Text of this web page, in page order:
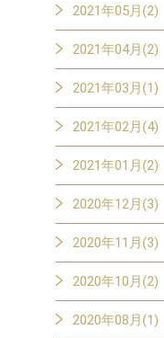
2021年05月(2)
2021年04月(2)
2021年03月(1)
2021年02月(4)
2021年01月(2)
2020年12月(3)
2020年11月(3)
2020年10月(2)
2020年08月(1)